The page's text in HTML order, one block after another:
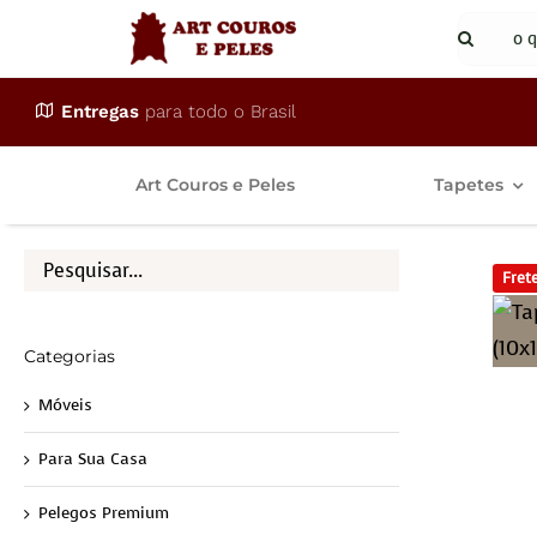
conteúdo
Buscar
Entregas para todo o Brasil
Art Couros e Peles Tapetes
Categorias
Móveis
Para Sua Casa
Pelegos Premium